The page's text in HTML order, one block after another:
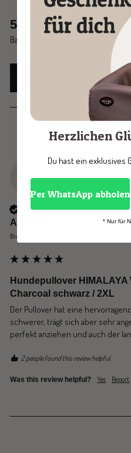
5.00
Based on 1 review
Write
A
Verified Customer
Anonym
Braunschweig, Germany
Hundepullover HIMALAYA
Charcoal schwarz / 2XL
Der Pullover hat eine
schwerer, trägt sich aber sehr
perfekt anziehen und auch der
2 people found this review helpful.
Was this review helpful? Yes Report
New content loaded
Herzlichen
Du hast ein exklusives
Per WhatsApp abholen
* Nur für